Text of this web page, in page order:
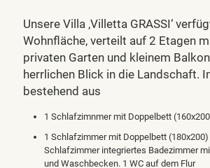
Unsere Villa ‚Villetta GRASSI‘
Wohnfläche, verteilt auf 2 Etagen
privaten Garten und kleinem
herrlichen Blick in die Landschaft.
bestehend aus
1 Schlafzimnmer mit Doppelbett
1 Schlafzimmer mit Doppelbett
Schlafzimmer integriertes Badezimmer
und Waschbecken. 1 WC auf dem Flur